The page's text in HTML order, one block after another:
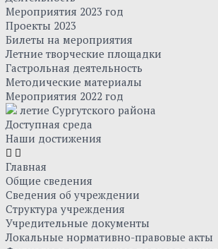
Мероприятия 2023 год
Проекты 2023
Билеты на мероприятия
Летние творческие площадки
Гастрольная деятельность
Методические материалы
Мероприятия 2022 год
летие Сургутского района
Доступная среда
Наши достижения
Главная
Общие сведения
Сведения об учреждении
Структура учреждения
Учредительные документы
Локальные нормативно-правовые акты